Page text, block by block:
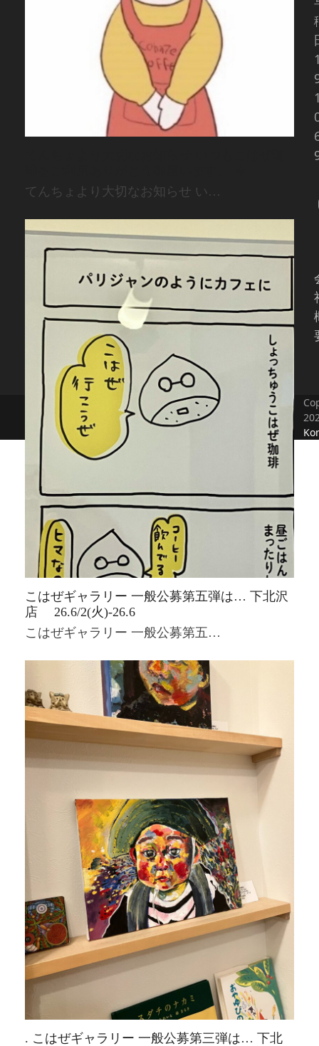
てんちょより大切なお知らせ い…
こはぜギャラリー 一般公募第五弾は… 下北沢
店 26.6/2(火)-26.6
こはぜギャラリー 一般公募第五…
. こはぜギャラリー 一般公募第三弾は… 下北